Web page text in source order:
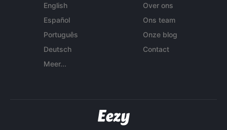
English
Español
Português
Deutsch
Meer...
Over ons
Ons team
Onze blog
Contact